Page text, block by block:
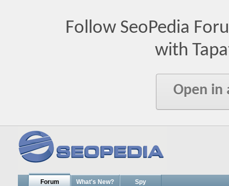
Follow SeoPedia
with
Open in
Forum What's New? Spy